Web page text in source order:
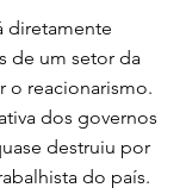
diretamente
de um setor da
o reacionarismo.
dos governos
destruiu por
do país.